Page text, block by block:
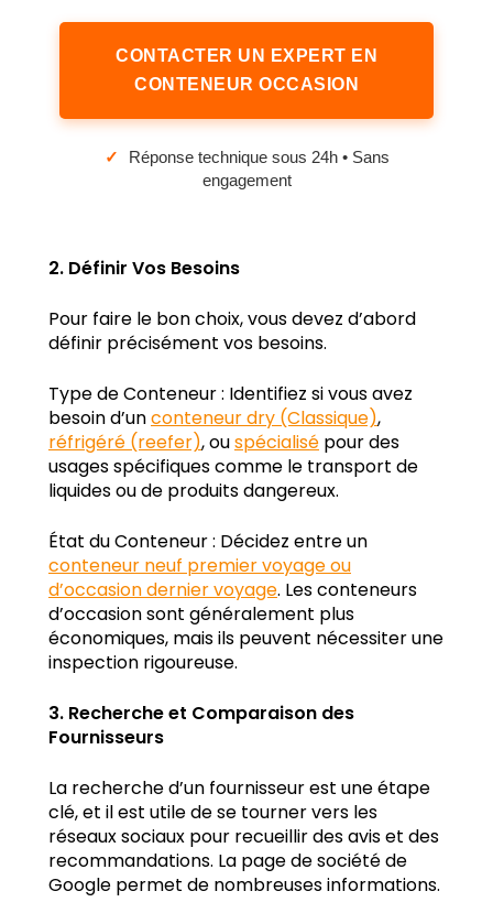
CONTACTER UN EXPERT EN
CONTENEUR OCCASION
✓
Réponse technique sous 24h • Sans
engagement
2. Définir Vos Besoins
Pour faire le bon choix, vous devez d’abord
définir précisément vos besoins.
Type de Conteneur : Identifiez si vous avez
besoin d’unconteneur dry (Classique),
réfrigéré (reefer), ouspécialisépour des
usages spécifiques comme le transport de
liquides ou de produits dangereux.
État du Conteneur : Décidez entre un
conteneur neuf premier voyage ou
d’occasion dernier voyage. Les conteneurs
d’occasion sont généralement plus
économiques, mais ils peuvent nécessiter une
inspection rigoureuse.
3. Recherche et Comparaison des
Fournisseurs
La recherche d’un fournisseur est une étape
clé, et il est utile de se tourner vers les
réseaux sociaux pour recueillir des avis et des
recommandations. La page de société de
Google permet de nombreuses informations.